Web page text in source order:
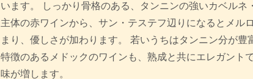
います。 しっかり骨格のある、タンニンの強いカベルネ
主体の赤ワインから、サン・テステフ辺りになるとメル
まり、優しさが加わります。 若いうちはタンニン分が豊
特徴のあるメドックのワインも、熟成と共にエレガント
味が増します。